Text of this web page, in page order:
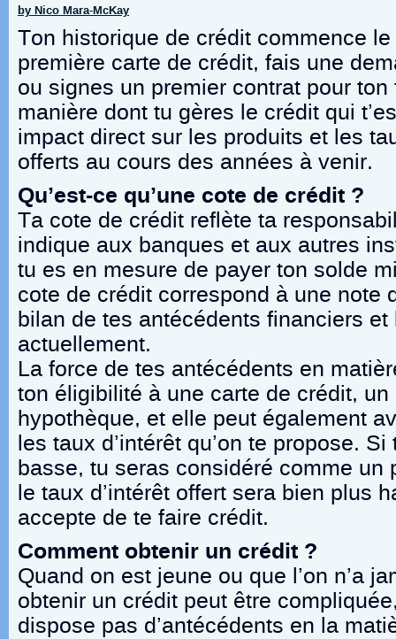
by Nico Mara-McKay
Ton historique de crédit commence
première carte de crédit, fais une
ou signes un premier contrat pour
manière dont tu gères le crédit qui
impact direct sur les produits et les
offerts au cours des années à venir.
Qu’est-ce qu’une cote de crédit ?
Ta cote de crédit reflète ta
indique aux banques et aux autres
tu es en mesure de payer ton solde
cote de crédit correspond à une note
bilan de tes antécédents financiers
actuellement.
La force de tes antécédents en
ton éligibilité à une carte de crédit, un
hypothèque, et elle peut également
les taux d’intérêt qu’on te propose.
basse, tu seras considéré comme un
le taux d’intérêt offert sera bien plus
accepte de te faire crédit.
Comment obtenir un crédit ?
Quand on est jeune ou que l’on n’a
obtenir un crédit peut être
dispose pas d’antécédents en la